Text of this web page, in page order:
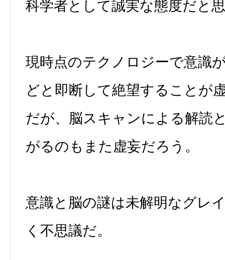
科学者として誠実な態度だと
現時点のテクノロジーで意識
どと即断して絶望することが
だが、脳スキャンによる解読
がるのもまた虚妄だろう。
意識と脳の謎は未解明なグレ
く不思議だ。